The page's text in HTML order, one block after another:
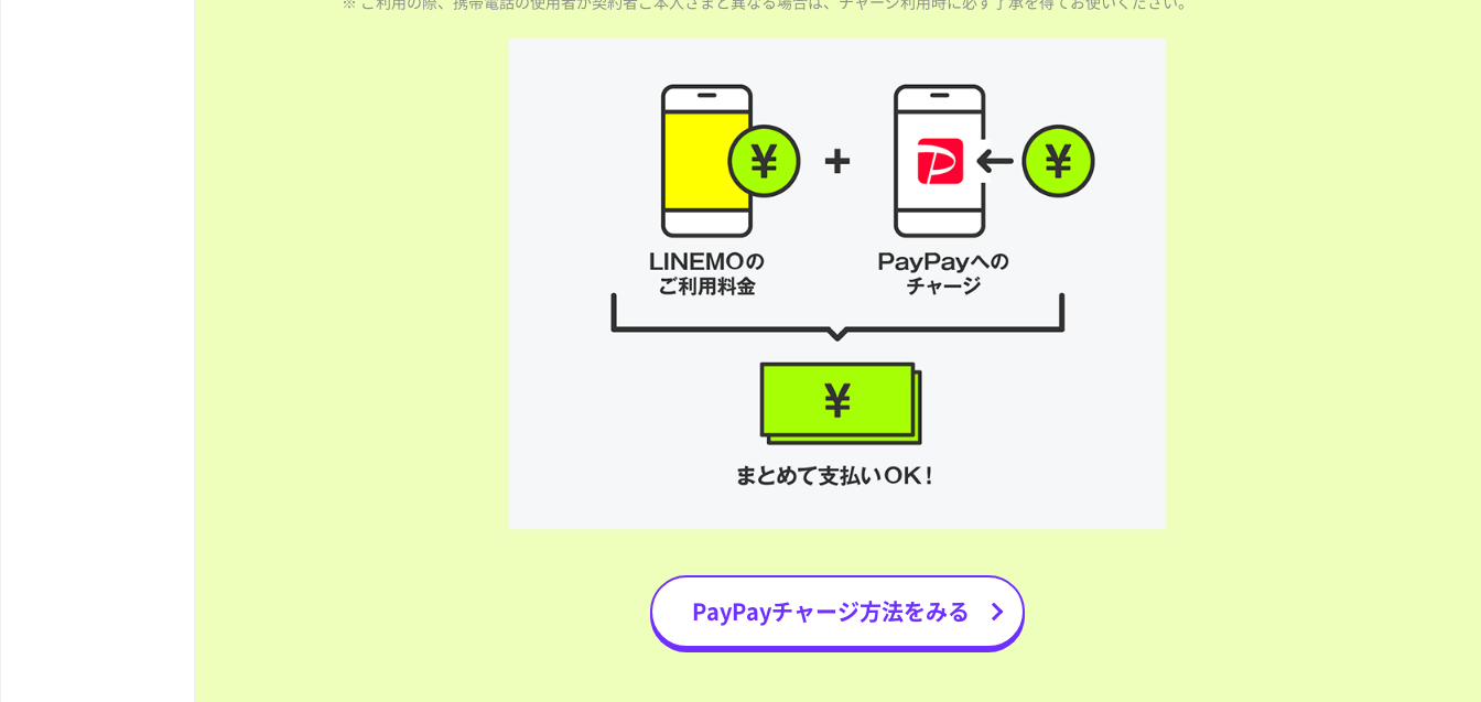
PayPayチャージ方法をみる